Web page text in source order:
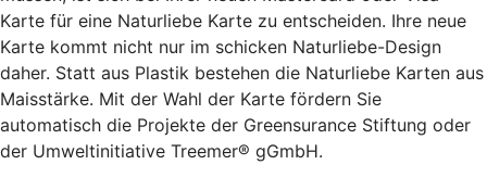
Karte für eine Naturliebe Karte zu entscheiden. Ihre neue
Karte kommt nicht nur im schicken Naturliebe-Design
daher. Statt aus Plastik bestehen die Naturliebe Karten aus
Maisstärke. Mit der Wahl der Karte fördern Sie
automatisch die Projekte der Greensurance Stiftung oder
der Umweltinitiative Treemer® gGmbH.